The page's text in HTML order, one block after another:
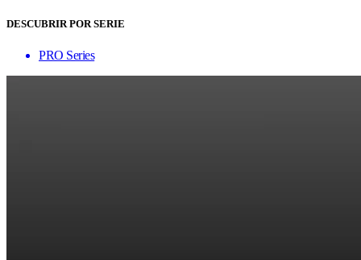
DESCUBRIR POR SERIE
PRO Series